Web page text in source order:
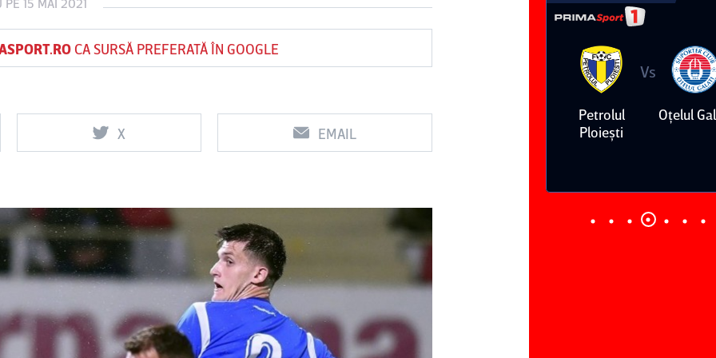
PE 15 MAI 2021
CA SURSĂ PREFERATĂ ÎN GOOGLE
X EMAIL
Vs
Rapid
Farul
Vs
Csikszereda Dinamo
Vs
Petrolul
Ploieşti
Vs
Oţelul